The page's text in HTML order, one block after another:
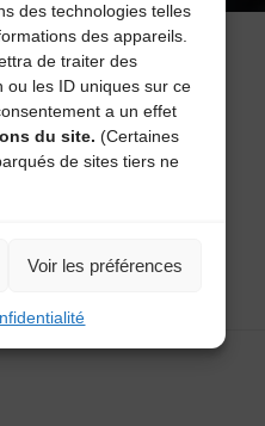
des technologies telles
des appareils.
de traiter des
ou les ID uniques sur ce
a un effet
du site. (Certaines
de sites tiers ne
Voir les préférences